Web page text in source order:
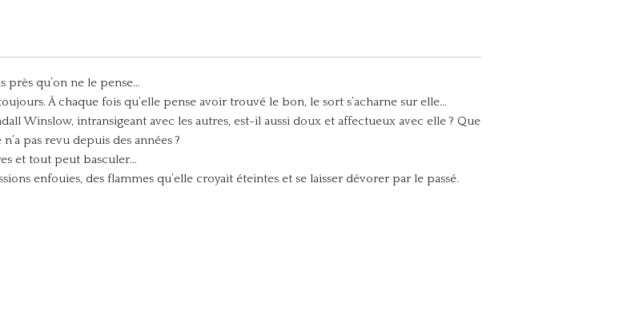
près qu’on ne le pense…
À chaque fois qu’elle pense avoir trouvé le bon, le sort s’acharne sur elle…
Winslow, intransigeant avec les autres, est-il aussi doux et affectueux avec elle ? Que
pas revu depuis des années ?
et tout peut basculer…
enfouies, des flammes qu’elle croyait éteintes et se laisser dévorer par le passé.